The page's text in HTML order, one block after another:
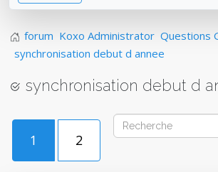
forum Koxo Administrator Questions
synchronisation debut d annee
synchronisation debut d
1 2